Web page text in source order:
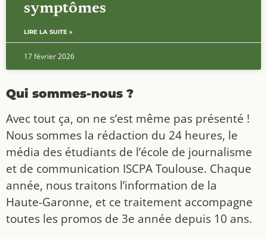
symptômes
LIRE LA SUITE »
17 février 2026
Qui sommes-nous ?
Avec tout ça, on ne s’est même pas présenté !
Nous sommes la rédaction du 24 heures, le
média des étudiants de l’école de journalisme
et de communication ISCPA Toulouse. Chaque
année, nous traitons l’information de la
Haute-Garonne, et ce traitement accompagne
toutes les promos de 3e année depuis 10 ans.